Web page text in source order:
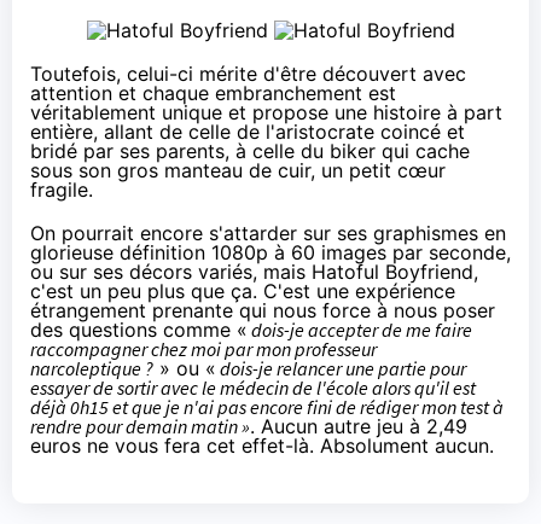
Toutefois, celui-ci mérite d'être découvert avec
attention et chaque embranchement est
véritablement unique et propose une histoire à part
entière, allant de celle de l'aristocrate coincé et
bridé par ses parents, à celle du biker qui cache
sous son gros manteau de cuir, un petit cœur
fragile.
On pourrait encore s'attarder sur ses graphismes en
glorieuse définition 1080p à 60 images par seconde,
ou sur ses décors variés, mais Hatoful Boyfriend,
c'est un peu plus que ça. C'est une expérience
étrangement prenante qui nous force à nous poser
des questions comme «dois-je accepter de me faire
raccompagner chez moi par mon professeur
narcoleptique ? » ou « dois-je relancer une partie pour
essayer de sortir avec le médecin de l'école alors qu'il est
déjà 0h15 et que je n'ai pas encore fini de rédiger mon test à
rendre pour demain matin ». Aucun autre jeu à 2,49
euros ne vous fera cet effet-là. Absolument aucun.